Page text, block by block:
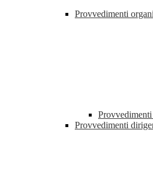
Provvedimenti
Provvedimenti